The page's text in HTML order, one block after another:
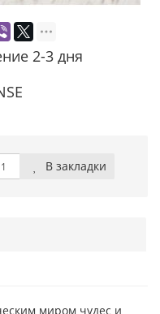
2-3 дня
В закладки
миром чудес и